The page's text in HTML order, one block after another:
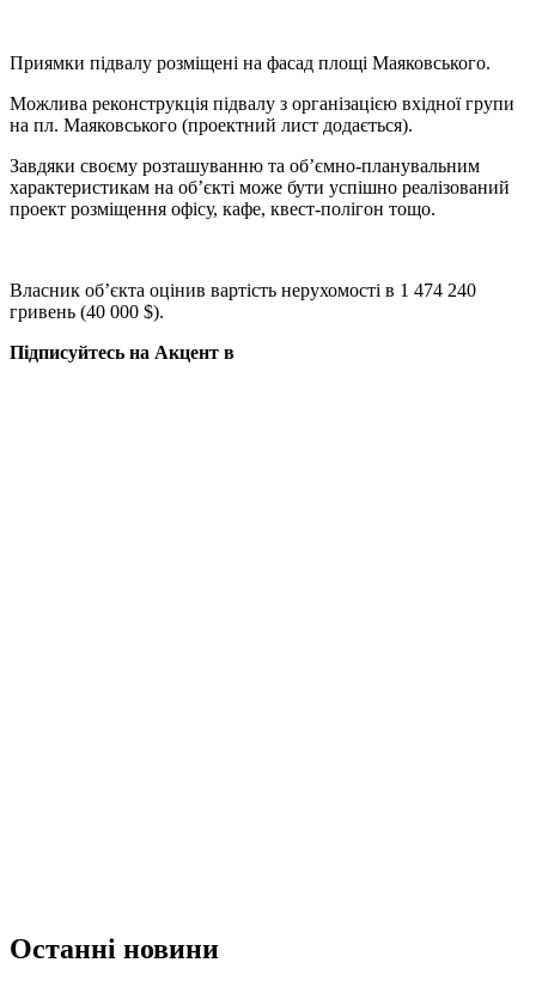
Приямки підвалу розміщені на фасад площі Маяковського.
Можлива реконструкція підвалу з організацією вхідної групи
на пл. Маяковського (проектний лист додається).
Завдяки своєму розташуванню та об’ємно-планувальним
характеристикам на об’єкті може бути успішно реалізований
проект розміщення офісу, кафе, квест-полігон тощо.
Власник об’єкта оцінив вартість нерухомості в 1 474 240
гривень (40 000 $).
Підписуйтесь на Акцент в
Останні новини